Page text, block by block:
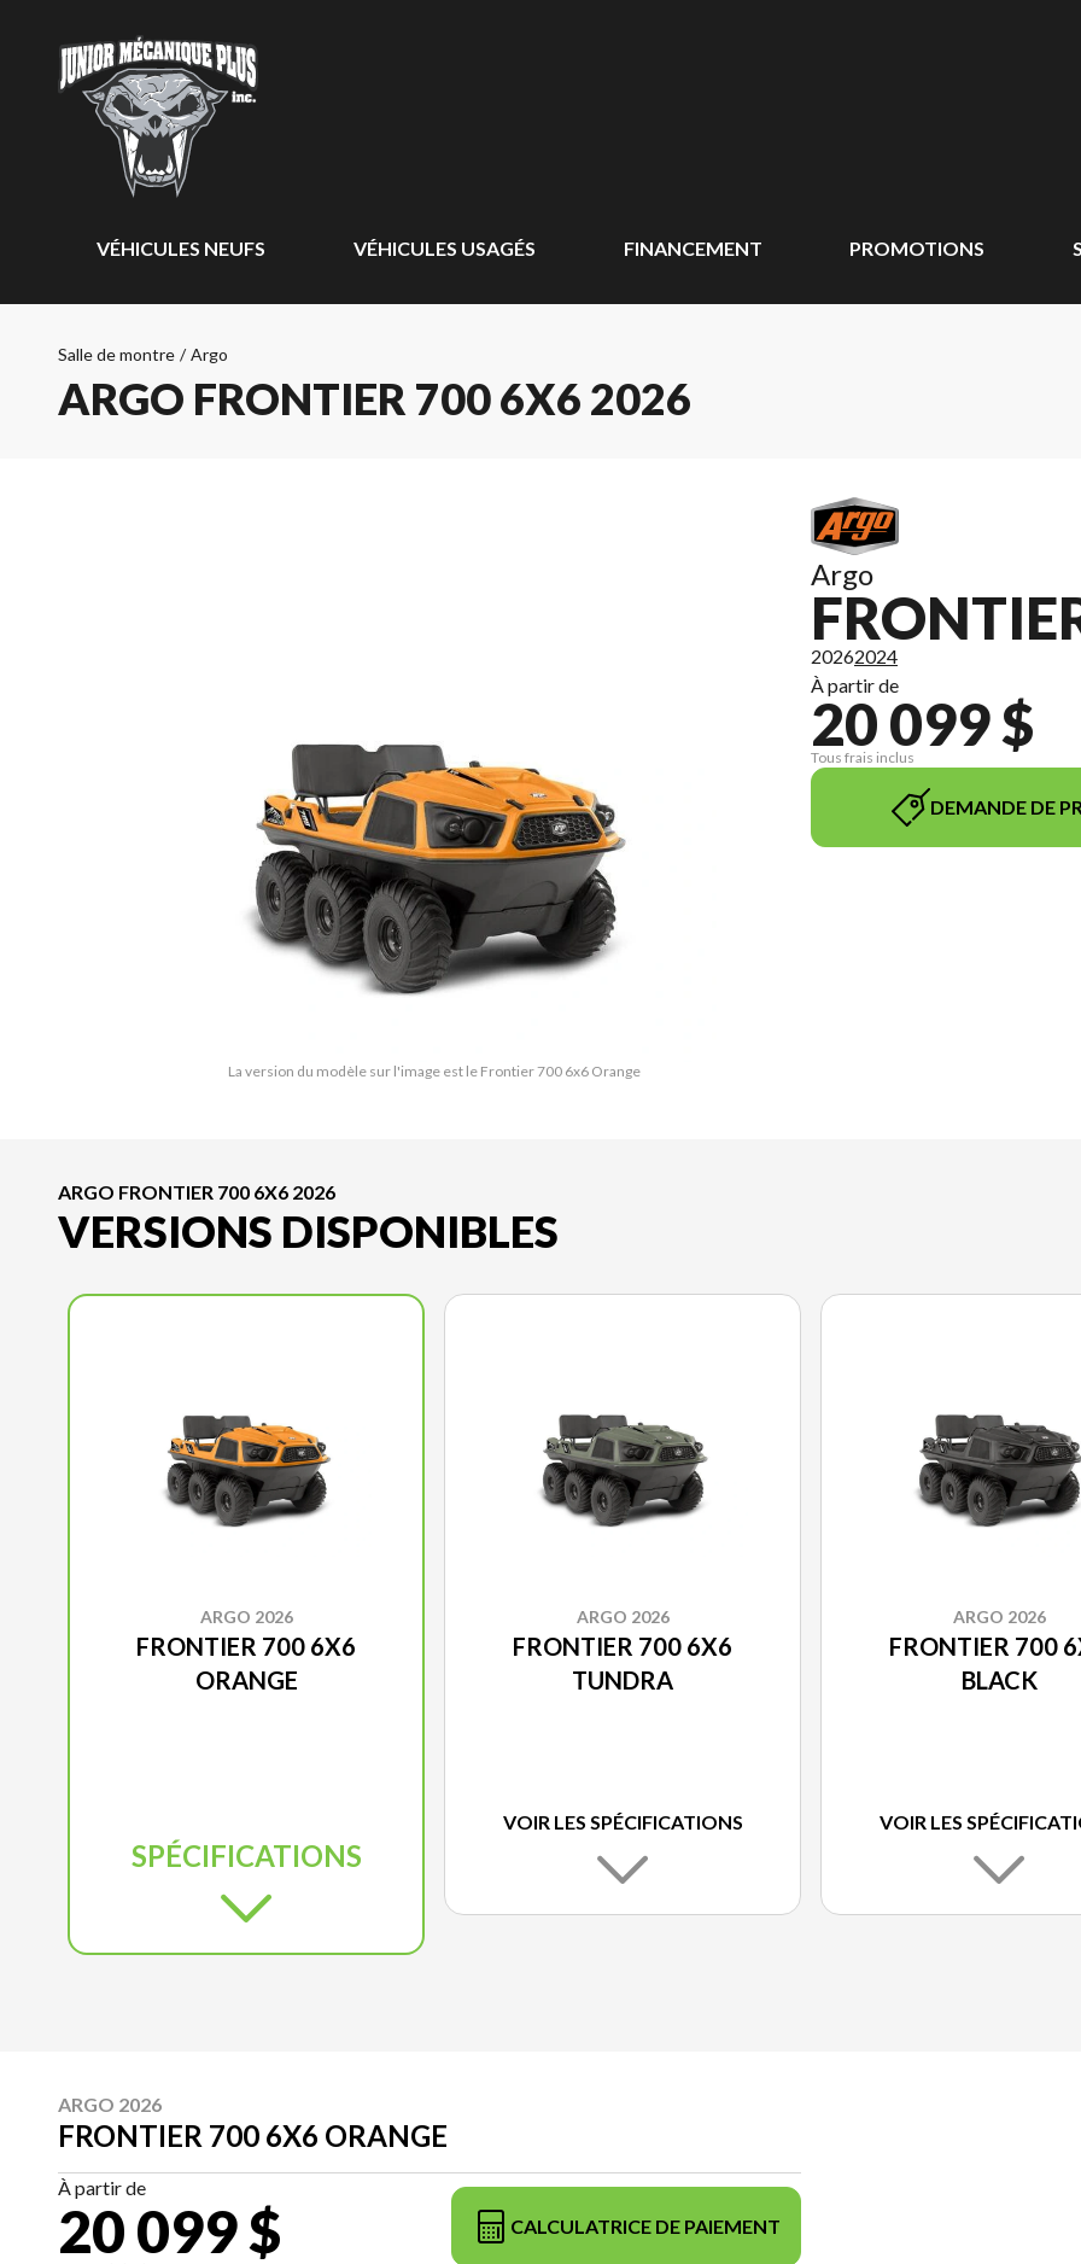
VÉHICULES NEUFS VÉHICULES USAGÉS FINANCEMENT PROMOTIONS
Salle de montre / Argo
ARGO FRONTIER 700 6X6 2026
La version du modèle sur l'image est le Frontier 700 6x6 Orange
Argo
20262024
À partir de
20 099 $
Tous frais inclus
DEMANDE DE
ARGO FRONTIER 700 6X6 2026
VERSIONS DISPONIBLES
ARGO 2026
FRONTIER 700 6X6
ORANGE
SPÉCIFICATIONS
ARGO 2026
FRONTIER 700 6X6
TUNDRA
VOIR LES SPÉCIFICATIONS
ARGO 2026
FRONTIER 700
BLACK
VOIR LES
ARGO 2026
FRONTIER 700 6X6 ORANGE
À partir de
20 099 $ CALCULATRICE DE PAIEMENT